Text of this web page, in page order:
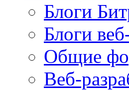
Блоги
Блоги
Общие
Веб-